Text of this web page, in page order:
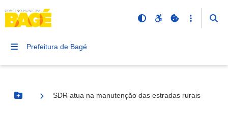
Prefeitura de Bagé
Botão Menu
SDR atua na manutenção das estradas rurais